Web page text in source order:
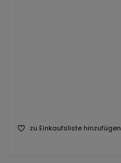
zu Einkaufsliste hinzufügen